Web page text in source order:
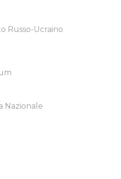
Russo-Ucraino
Nazionale